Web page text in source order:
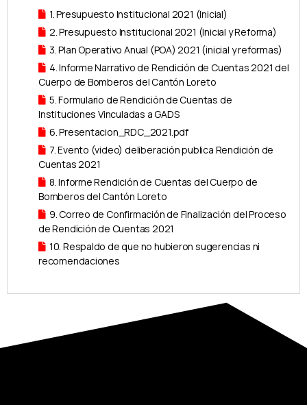
1. Presupuesto Institucional 2021 (Inicial)
2. Presupuesto Institucional 2021 (Inicial y Reforma)
3. Plan Operativo Anual (POA) 2021 (inicial y reformas)
4. Informe Narrativo de Rendición de Cuentas 2021 del
Cuerpo de Bomberos del Cantón Loreto
5. Formulario de Rendición de Cuentas de
Instituciones Vinculadas a GADS
6. Presentacion_RDC_2021.pdf
7. Evento (video) deliberación publica Rendición de
Cuentas 2021
8. Informe Rendición de Cuentas del Cuerpo de
Bomberos del Cantón Loreto
9. Correo de Confirmación de Finalización del Proceso
de Rendición de Cuentas 2021
10. Respaldo de que no hubieron sugerencias ni
recomendaciones